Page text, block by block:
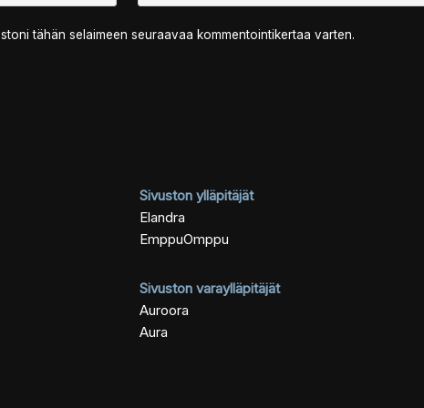
tähän selaimeen seuraavaa kommentointikertaa varten.
Sivuston ylläpitäjät
Elandra
EmppuOmppu
Sivuston varaylläpitäjät
Auroora
Aura